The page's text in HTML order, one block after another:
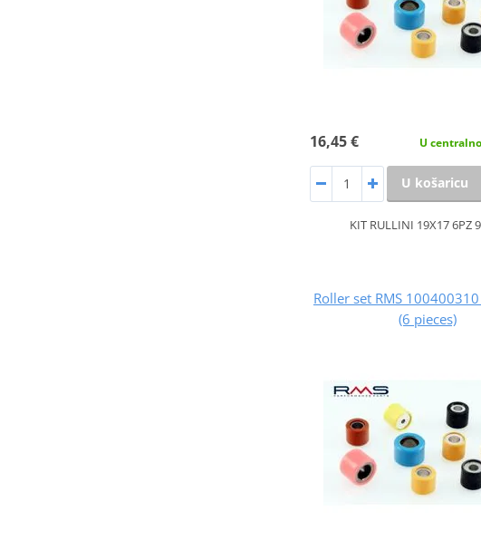
16,45 € U
U košaricu
KIT RULLINI 19X17 6PZ
Roller set RMS
(6 pieces)